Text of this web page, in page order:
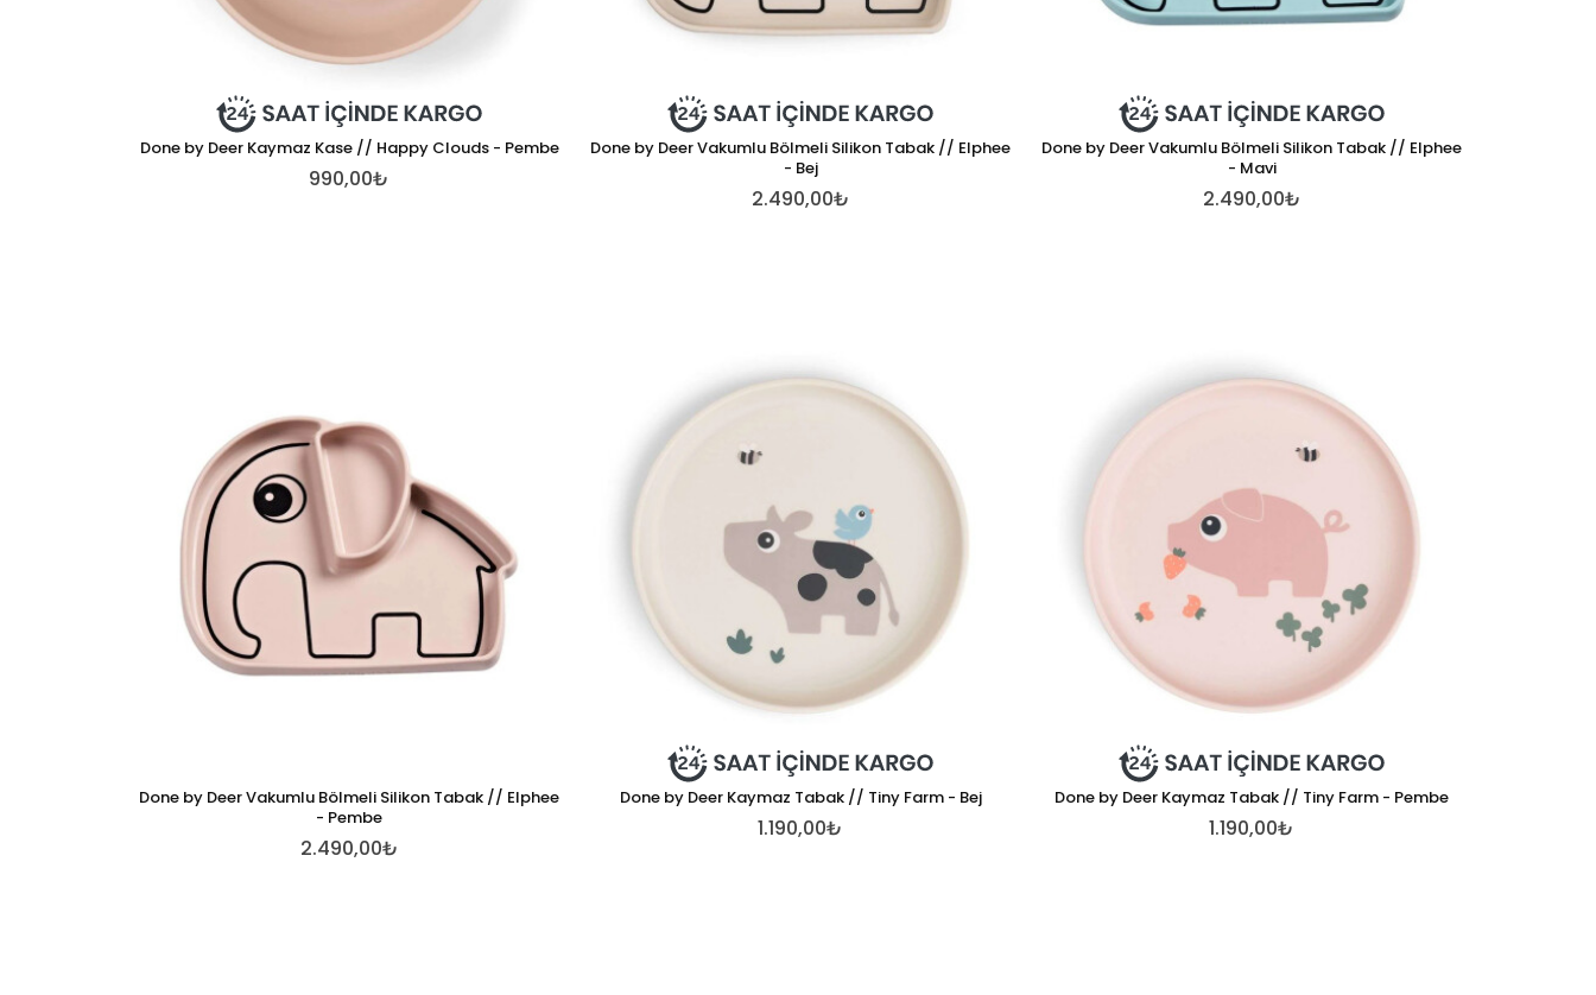
Done by Deer Kaymaz Kase // Happy Clouds - Pembe
990,00₺
Done by Deer Vakumlu Bölmeli Silikon Tabak // Elphee
- Bej
2.490,00₺
Done by Deer Vakumlu Bölmeli Silikon Tabak // Elphee
- Mavi
2.490,00₺
Done by Deer Vakumlu Bölmeli Silikon Tabak // Elphee
- Pembe
2.490,00₺
Done by Deer Kaymaz Tabak // Tiny Farm - Bej
1.190,00₺
Done by Deer Kaymaz Tabak // Tiny Farm - Pembe
1.190,00₺